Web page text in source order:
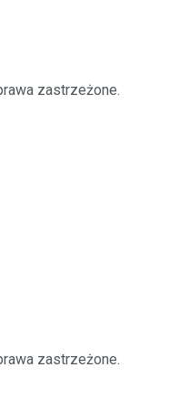
zastrzeżone.
zastrzeżone.